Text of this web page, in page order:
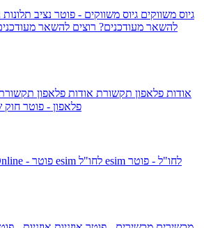
גיוס משווקים גיוס משווקים - פוטר נציב תלונות
להשאר מעודכנים? רוצים להשאר
אודות פלאפון תקשורת אודות פלאפון
פלאפון - פוטר חוק
esim לחו"ל - פוטר